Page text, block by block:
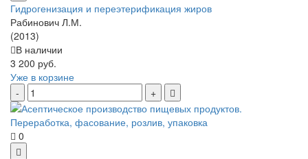
Гидрогенизация и переэтерификация жиров
Рабинович Л.М.
(2013)
В наличии
3 200 руб.
Уже в корзине
0